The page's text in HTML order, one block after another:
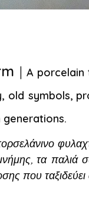
| A porcelain
symbols,
τα παλιά
που ταξιδεύει